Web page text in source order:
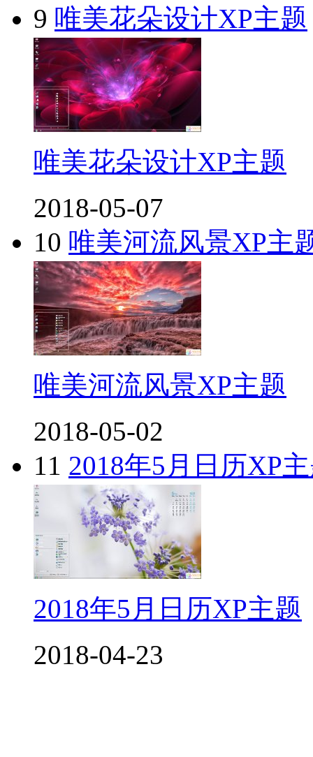
9 唯美花朵设计XP主题
唯美花朵设计XP主题
2018-05-07
10 唯美河流风景XP主
唯美河流风景XP主题
2018-05-02
11 2018年5月日历XP
2018年5月日历XP主题
2018-04-23